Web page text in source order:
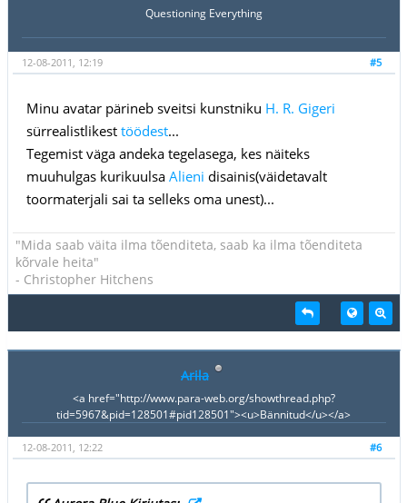
Questioning Everything
#5
12-08-2011, 12:19
Minu avatar pärineb sveitsi kunstniku H. R. Gigeri
sürrealistlikest töödest...
Tegemist väga andeka tegelasega, kes näiteks
muuhulgas kurikuulsa Alieni disainis(väidetavalt
toormaterjali sai ta selleks oma unest)...
"Mida saab väita ilma tõenditeta, saab ka ilma tõenditeta
kõrvale heita"
- Christopher Hitchens
Arila
<a href="http://www.para-web.org/showthread.php?
tid=5967&pid=128501#pid128501"><u>Bännitud</u></a>
#6
12-08-2011, 12:22